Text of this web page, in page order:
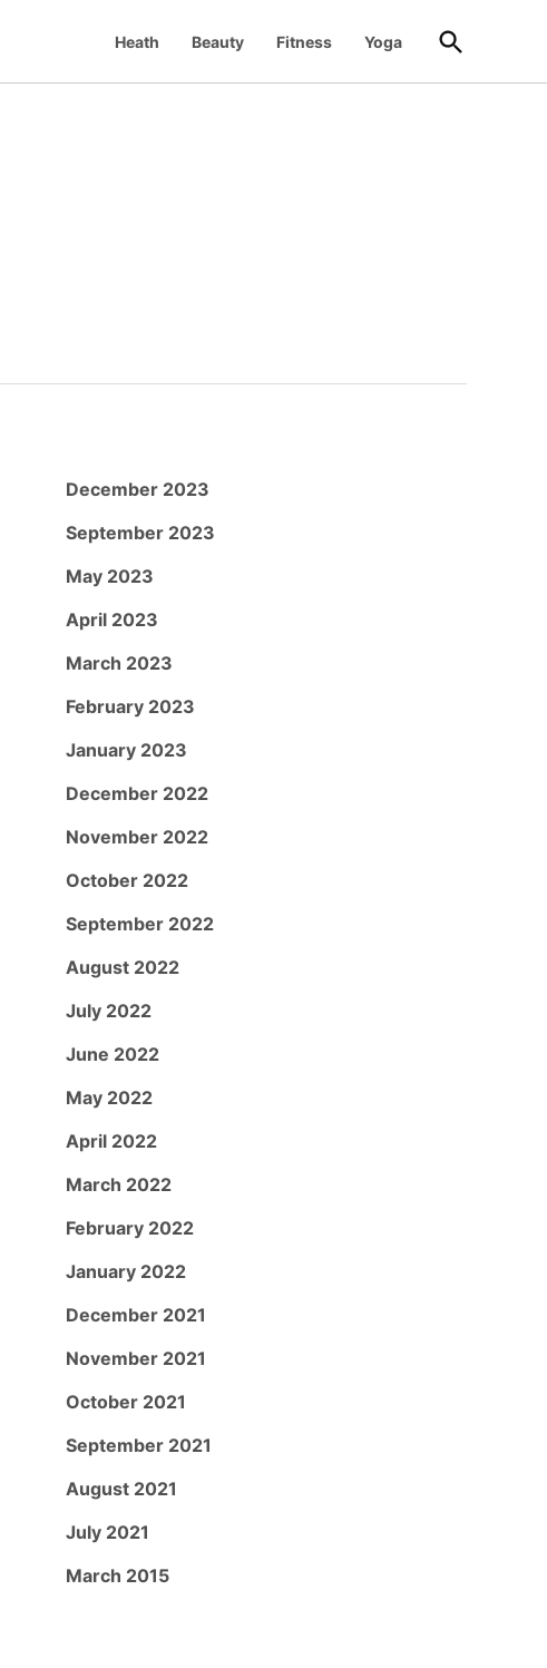
Heath Beauty Fitness Yoga
Open
Search
December 2023
September 2023
May 2023
April 2023
March 2023
February 2023
January 2023
December 2022
November 2022
October 2022
September 2022
August 2022
July 2022
June 2022
May 2022
April 2022
March 2022
February 2022
January 2022
December 2021
November 2021
October 2021
September 2021
August 2021
July 2021
March 2015